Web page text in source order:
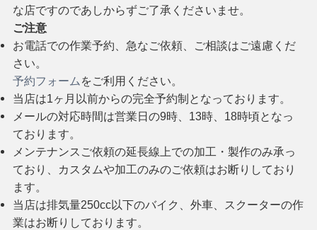
な店ですのであしからずご了承くださいませ。
ご注意
お電話での作業予約、急なご依頼、ご相談はご遠慮くだ
さい。
予約フォーム をご利用ください。
当店は1ヶ月以前からの完全予約制となっております。
メールの対応時間は営業日の9時、13時、18時頃となっ
ております。
メンテナンスご依頼の延長線上での加工・製作のみ承っ
ており、カスタムや加工のみのご依頼はお断りしており
ます。
当店は排気量250cc以下のバイク、外車、スクーターの作
業はお断りしております。